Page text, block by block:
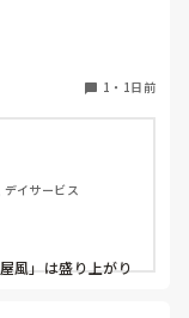
せていただきたく
みを行っていま
つとコーヒー・緑
や七夕など)
1 ・ 1日前
イサービス
風」は盛り上がり